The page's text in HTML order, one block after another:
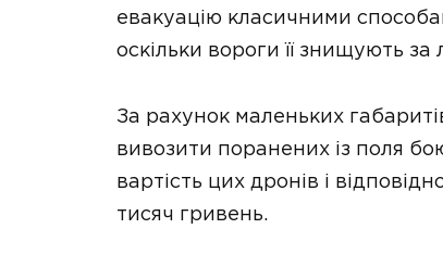
евакуацію класичними
оскільки вороги її знищують за
За рахунок маленьких
вивозити поранених із поля
вартість цих дронів і
тисяч гривень.